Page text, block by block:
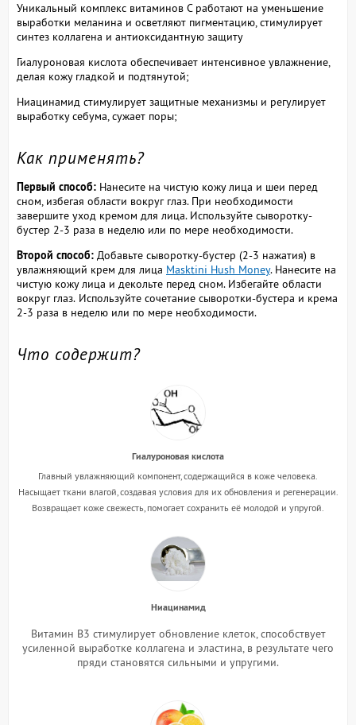
Уникальный комплекс витаминов С работают на уменьшение
выработки меланина и осветляют пигментацию, стимулирует
синтез коллагена и антиоксидантную защиту
Гиалуроновая кислота обеспечивает интенсивное увлажнение,
делая кожу гладкой и подтянутой;
Ниацинамид стимулирует защитные механизмы и регулирует
выработку себума, сужает поры;
Как применять?
Первый способ: Нанесите на чистую кожу лица и шеи перед
сном, избегая области вокруг глаз. При необходимости
завершите уход кремом для лица. Используйте сыворотку-
бустер 2-3 раза в неделю или по мере необходимости.
Второй способ: Добавьте сыворотку-бустер (2-3 нажатия) в
увлажняющий крем для лица Masktini Hush Money. Нанесите на
чистую кожу лица и декольте перед сном. Избегайте области
вокруг глаз. Используйте сочетание сыворотки-бустера и крема
2-3 раза в неделю или по мере необходимости.
Что содержит?
Гиалуроновая кислота
Главный увлажняющий компонент, содержащийся в коже человека.
Насыщает ткани влагой, создавая условия для их обновления и регенерации.
Возвращает коже свежесть, помогает сохранить её молодой и упругой.
Ниацинамид
Витамин В3 стимулирует обновление клеток, способствует
усиленной выработке коллагена и эластина, в результате чего
пряди становятся сильными и упругими.